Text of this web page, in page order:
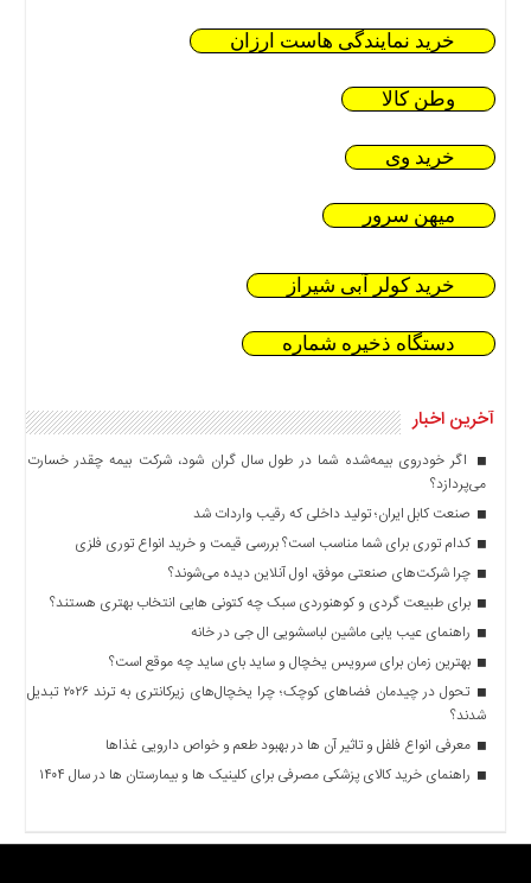
خرید نمایندگی هاست ارزان
وطن کالا
خرید وی
میهن سرور
خرید کولر آبی شیراز
دستگاه ذخیره شماره
آخرین اخبار
اگر خودروی بیمه‌شده شما در طول سال گران شود، شرکت بیمه چقدر خسارت
می‌پردازد؟
صنعت کابل ایران؛ تولید داخلی که رقیب واردات شد
کدام توری برای شما مناسب است؟ بررسی قیمت و خرید انواع توری فلزی
چرا شرکت‌های صنعتی موفق، اول آنلاین دیده می‌شوند؟
برای طبیعت گردی و کوهنوردی سبک چه کتونی هایی انتخاب بهتری هستند؟
راهنمای عیب یابی ماشین لباسشویی ال جی در خانه
بهترین زمان برای سرویس یخچال و ساید بای ساید چه موقع است؟
تحول در چیدمان فضاهای کوچک؛ چرا یخچال‌های زیرکانتری به ترند ۲۰۲۶ تبدیل
شدند؟
معرفی انواع فلفل و تاثیر آن ‌ها در بهبود طعم و خواص دارویی غذاها
راهنمای خرید کالای پزشکی مصرفی برای کلینیک ها و بیمارستان ها در سال ۱۴۰۴